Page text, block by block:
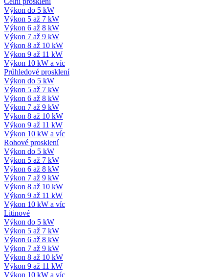
Výkon do 5 kW
Výkon 5 až 7 kW
Výkon 6 až 8 kW
Výkon 7 až 9 kW
Výkon 8 až 10 kW
Výkon 9 až 11 kW
Výkon 10 kW a víc
Průhledové prosklení
Výkon do 5 kW
Výkon 5 až 7 kW
Výkon 6 až 8 kW
Výkon 7 až 9 kW
Výkon 8 až 10 kW
Výkon 9 až 11 kW
Výkon 10 kW a víc
Rohové prosklení
Výkon do 5 kW
Výkon 5 až 7 kW
Výkon 6 až 8 kW
Výkon 7 až 9 kW
Výkon 8 až 10 kW
Výkon 9 až 11 kW
Výkon 10 kW a víc
Litinové
Výkon do 5 kW
Výkon 5 až 7 kW
Výkon 6 až 8 kW
Výkon 7 až 9 kW
Výkon 8 až 10 kW
Výkon 9 až 11 kW
Výkon 10 kW a víc